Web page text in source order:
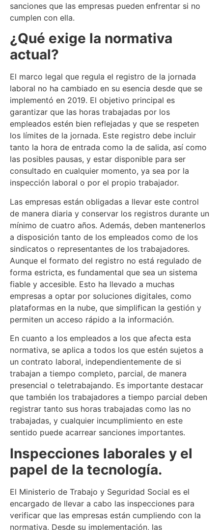
sanciones que las empresas pueden enfrentar si no
cumplen con ella.
¿Qué exige la normativa
actual?
El marco legal que regula el registro de la jornada
laboral no ha cambiado en su esencia desde que se
implementó en 2019. El objetivo principal es
garantizar que las horas trabajadas por los
empleados estén bien reflejadas y que se respeten
los límites de la jornada. Este registro debe incluir
tanto la hora de entrada como la de salida, así como
las posibles pausas, y estar disponible para ser
consultado en cualquier momento, ya sea por la
inspección laboral o por el propio trabajador.
Las empresas están obligadas a llevar este control
de manera diaria y conservar los registros durante un
mínimo de cuatro años. Además, deben mantenerlos
a disposición tanto de los empleados como de los
sindicatos o representantes de los trabajadores.
Aunque el formato del registro no está regulado de
forma estricta, es fundamental que sea un sistema
fiable y accesible. Esto ha llevado a muchas
empresas a optar por soluciones digitales, como
plataformas en la nube, que simplifican la gestión y
permiten un acceso rápido a la información.
En cuanto a los empleados a los que afecta esta
normativa, se aplica a todos los que estén sujetos a
un contrato laboral, independientemente de si
trabajan a tiempo completo, parcial, de manera
presencial o teletrabajando. Es importante destacar
que también los trabajadores a tiempo parcial deben
registrar tanto sus horas trabajadas como las no
trabajadas, y cualquier incumplimiento en este
sentido puede acarrear sanciones importantes.
Inspecciones laborales y el
papel de la tecnología.
El Ministerio de Trabajo y Seguridad Social es el
encargado de llevar a cabo las inspecciones para
verificar que las empresas están cumpliendo con la
normativa. Desde su implementación, las